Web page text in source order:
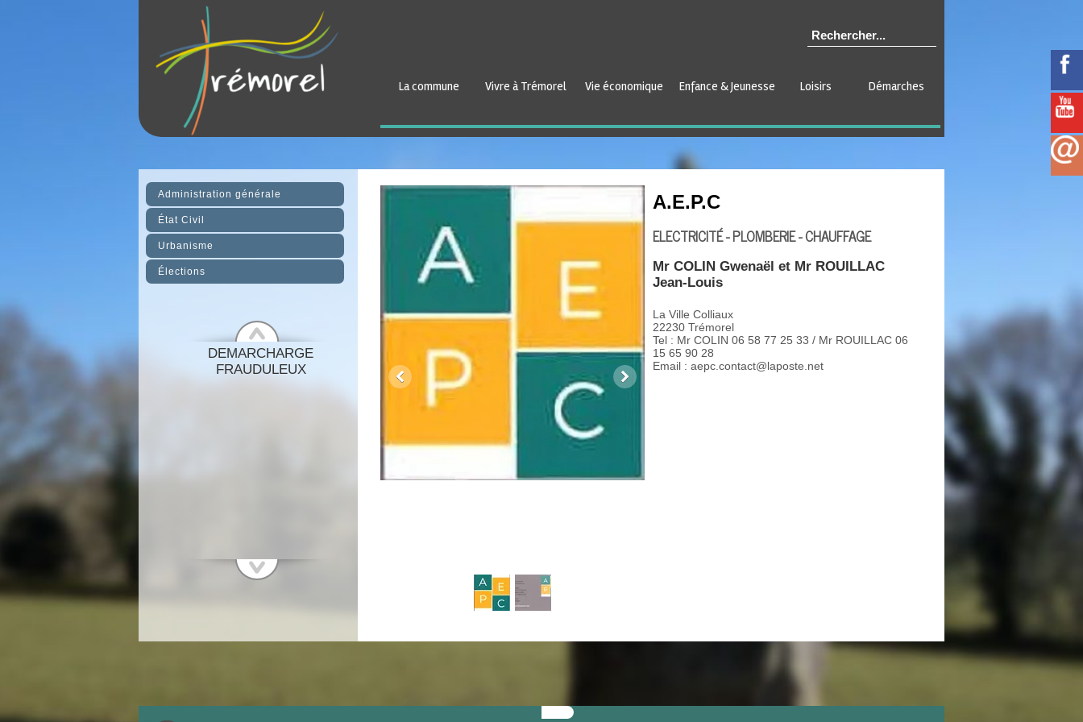
La commune Vivre à Trémorel Vie économique Enfance & Jeunesse Loisirs Démarches
Administration générale
État Civil
Urbanisme
Élections
DEMARCHARGE
FRAUDULEUX
A.E.P.C
ELECTRICITÉ - PLOMBERIE - CHAUFFAGE
Mr COLIN Gwenaël et Mr ROUILLAC
Jean-Louis
La Ville Colliaux
22230 Trémorel
Tel : Mr COLIN 06 58 77 25 33 / Mr ROUILLAC 06
15 65 90 28
Email : aepc.contact@laposte.net